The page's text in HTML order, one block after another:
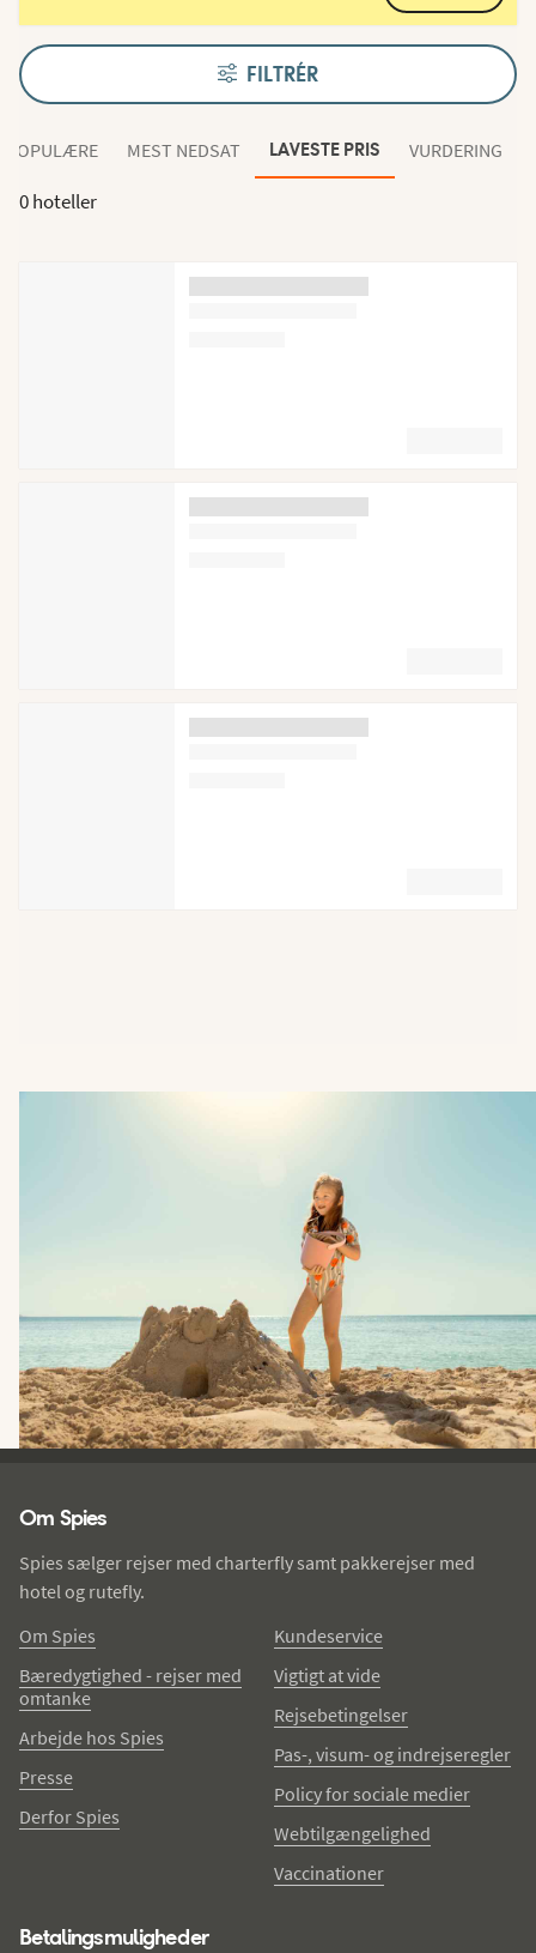
FILTRÉR
POPULÆRE MEST NEDSAT LAVESTE PRIS VURDERING
0 hoteller
Om Spies
Spies sælger rejser med charterfly samt pakkerejser med
hotel og rutefly.
Om Spies
Bæredygtighed - rejser med
omtanke
Arbejde hos Spies
Presse
Derfor Spies
Kundeservice
Vigtigt at vide
Rejsebetingelser
Pas-, visum- og indrejseregler
Policy for sociale medier
Webtilgængelighed
Vaccinationer
Betalingsmuligheder